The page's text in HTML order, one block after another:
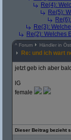
Re(4):
Re(5):
Re(3):
Re(2): Welches
^ Forum Händler in
Re: und ich wart
jetzt geb ich aber
lG
female
Dieser Beitrag bezieht